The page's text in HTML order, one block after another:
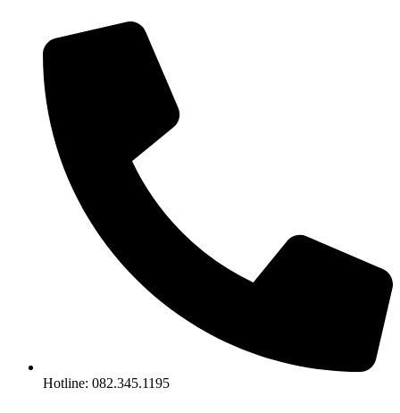
Hotline: 082.345.1195